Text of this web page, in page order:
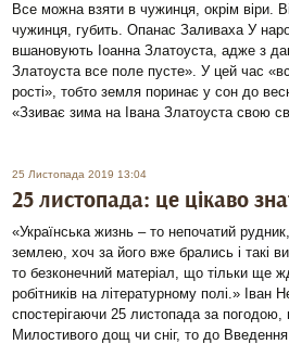
Все можна взяти в чужинця, окрім віри.
чужинця, губить. Опанас Заливаха У
вшановують Іоанна Златоуста, адже з
Златоуста все поле пусте». У цей час
рості», тобто земля поринає у сон до
«Ззиває зима на Івана Златоуста свою
25 Листопада 2019 13:04
25 листопада: це цікаво
«Українська жизнь – то непочатий
землею, хоч за його вже брались і такі
то безконечний матеріал, що тільки ще
робітників на літературному полі.» Іван
спостерігаючи 25 листопада за
Милостивого дощ чи сніг, то до